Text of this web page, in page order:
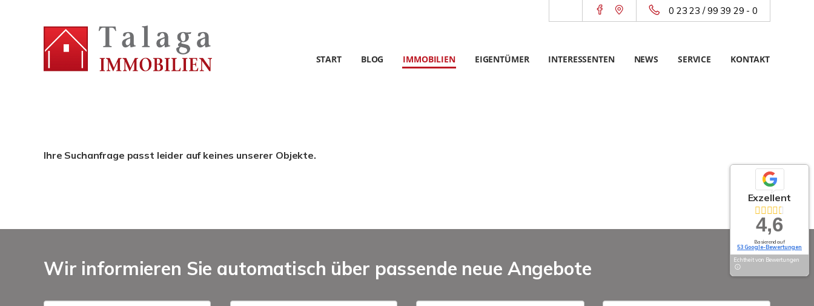
0 23 23 / 99 39 29 - 0
START BLOG IMMOBILIEN EIGENTÜMER INTERESSENTEN NEWS SERVICE KONTAKT
Ihre Suchanfrage passt leider auf keines unserer Objekte.
Wir informieren Sie automatisch über passende neue Angebote
Exzellent
4,6
Basierend auf
53 Google-Bewertungen
Echtheit von Bewertungen